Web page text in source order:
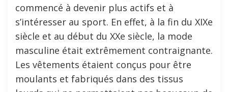
commencé à devenir plus actifs et à
s’intéresser au sport. En effet, à la fin du XIXe
siècle et au début du XXe siècle, la mode
masculine était extrêmement contraignante.
Les vêtements étaient conçus pour être
moulants et fabriqués dans des tissus